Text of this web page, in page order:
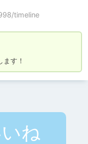
timeline
す！
ね